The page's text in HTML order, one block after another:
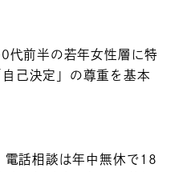
代前半の若年女性層に特
己決定」の尊重を基本
話相談は年中無休で18